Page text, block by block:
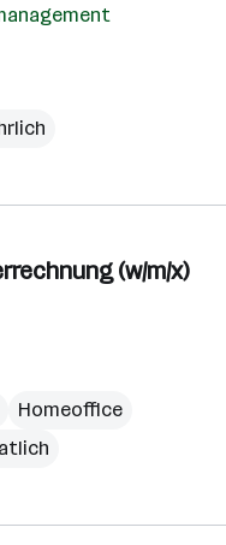
(w/m/x)
Homeoffice